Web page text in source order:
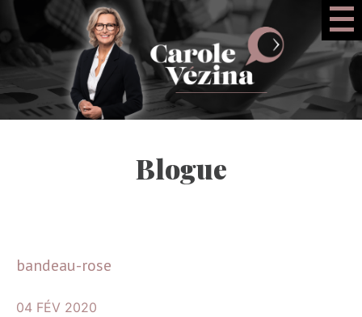
Blogue
bandeau-rose
04 FÉV 2020